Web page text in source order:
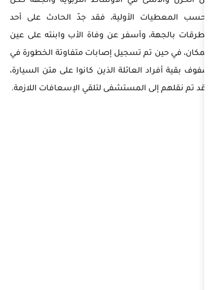
الأولية، فقد جدّ الحادث على أحد
وأسفر عن وفاة الأب وابنته على عين
تم تسجيل إصابات متفاوتة الخطورة في
العائلة الذين كانوا على متن السيارة،
المستشفى لتلقي الإسعافات اللازمة.